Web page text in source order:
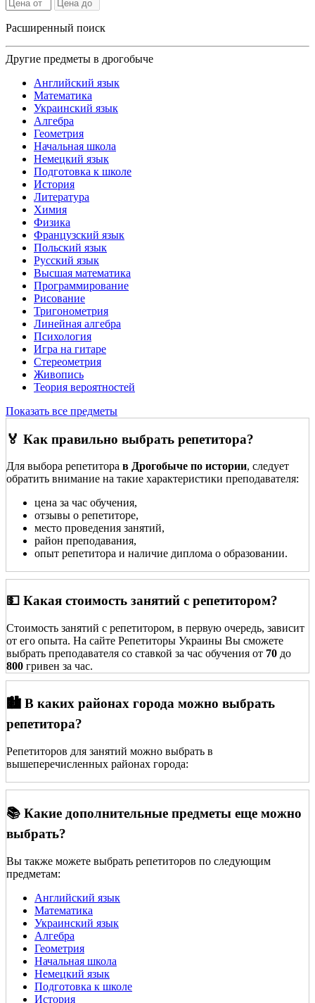
Расширенный поиск
Другие предметы в дрогобыче
Английский язык
Математика
Украинский язык
Алгебра
Геометрия
Начальная школа
Немецкий язык
Подготовка к школе
История
Литература
Химия
Физика
Французский язык
Польский язык
Русский язык
Высшая математика
Программирование
Рисование
Тригонометрия
Линейная алгебра
Психология
Игра на гитаре
Стереометрия
Живопись
Теория вероятностей
Показать все предметы
🏅 Как правильно выбрать репетитора?
Для выбора репетитора в Дрогобыче по истории, следует
обратить внимание на такие характеристики преподавателя:
цена за час обучения,
отзывы о репетиторе,
место проведения занятий,
район преподавания,
опыт репетитора и наличие диплома о образовании.
💵 Какая стоимость занятий с репетитором?
Стоимость занятий с репетитором, в первую очередь, зависит
от его опыта. На сайте Репетиторы Украины Вы сможете
выбрать преподавателя со ставкой за час обучения от 70 до
800 гривен за час.
🏙️ В каких районах города можно выбрать
репетитора?
Репетиторов для занятий можно выбрать в
вышеперечисленных районах города:
📚 Какие дополнительные предметы еще можно
выбрать?
Вы также можете выбрать репетиторов по следующим
предметам:
Английский язык
Математика
Украинский язык
Алгебра
Геометрия
Начальная школа
Немецкий язык
Подготовка к школе
История